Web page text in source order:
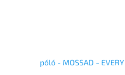
póló - MOSSAD -